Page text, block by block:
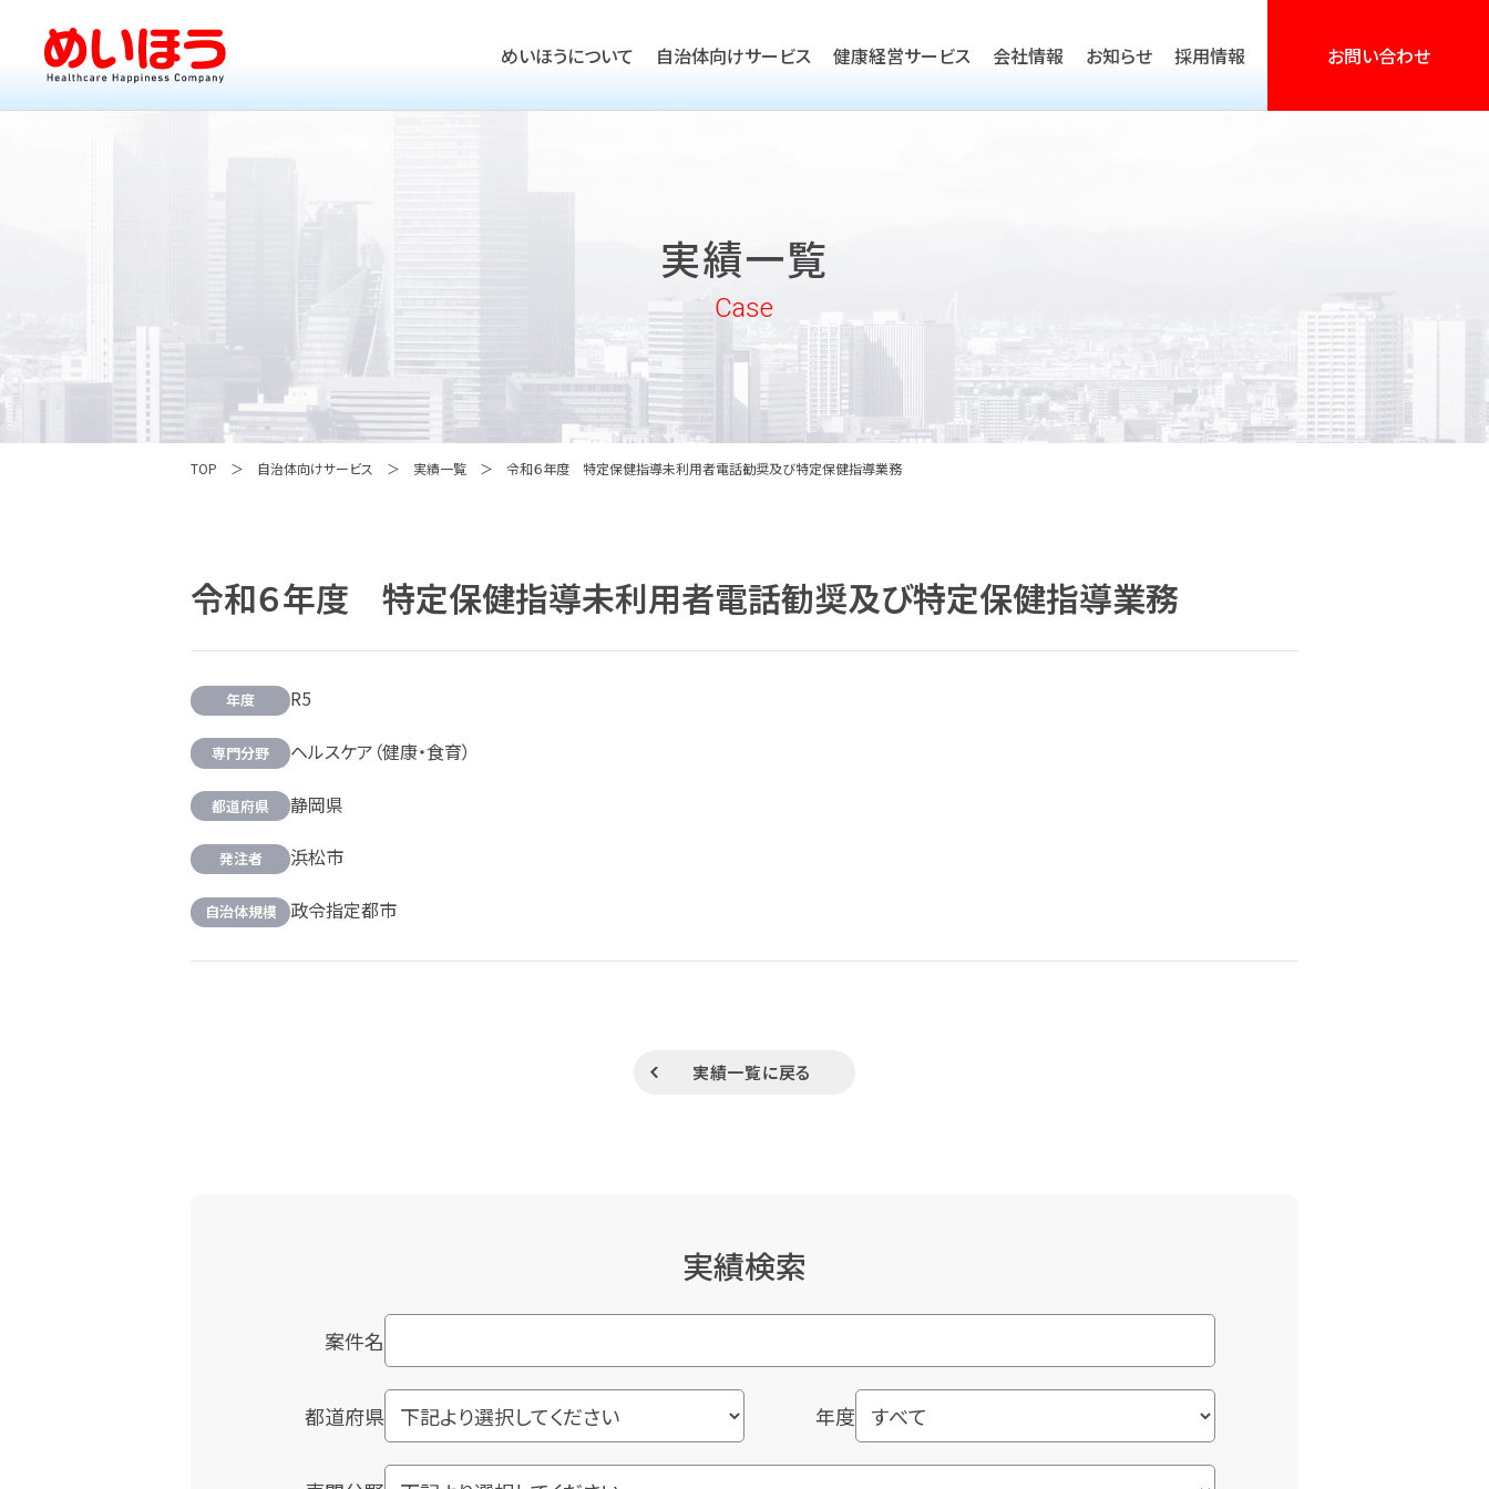
めいほうについて 自治体向けサービス
実績一覧
健康経営サービス
健康経営優良法人取得支援
企業向けヘルスケア・健康経営活動支援
会社情報
沿革
めいほうの取り組み
めいほうの歴史
お知らせ 採用情報 お問い合わせ
実績一覧
Case
TOP 自治体向けサービス 実績一覧 令和６年度 特定保健指導未利用者電話勧奨及び特定保健指導業務
令和６年度 特定保健指導未利用者電話勧奨及び特定保健指導業務
年度 R5
専門分野 ヘルスケア（健康・食育）
都道府県 静岡県
発注者 浜松市
自治体規模 政令指定都市
実績一覧に戻る
実績検索
案件名
都道府県 年度